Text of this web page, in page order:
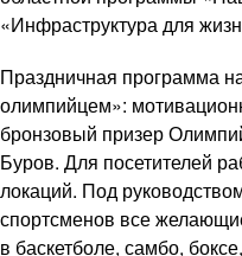
«Инфраструктура для
Праздничная программа
олимпийцем»:
бронзовый призер
Буров. Для посетителей
локаций. Под
спортсменов все
в баскетболе, самбо,